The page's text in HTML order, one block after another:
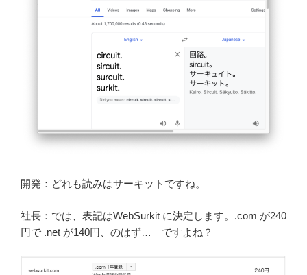
開発：どれも読みはサーキットですね。
社長：では、表記はWebSurkit に決定します。.com が240
円で .net が140円、のはず… ですよね？